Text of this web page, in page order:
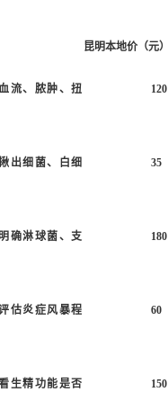
昆明本地价（元）
流、脓肿、扭 120
出细菌、白细 35
明确淋球菌、支 180
估炎症风暴程 60
生精功能是否 150